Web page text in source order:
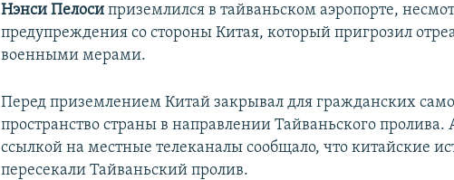
Нэнси Пелоси приземлился в тайваньском аэропорте,
предупреждения со стороны Китая, который пригрозил
военными мерами.
Перед приземлением Китай закрывал для гражданских
пространство страны в направлении Тайваньского пролива.
ссылкой на местные телеканалы сообщало, что китайские
пересекали Тайваньский пролив.